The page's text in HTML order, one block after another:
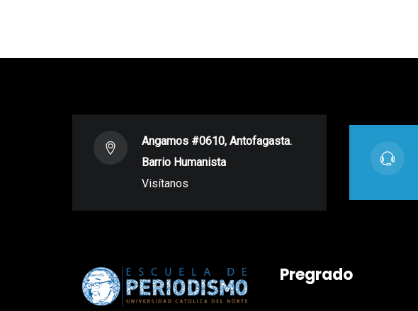
Angamos #0610, Antofagasta.
Barrio Humanista
Visítanos
Pregrado